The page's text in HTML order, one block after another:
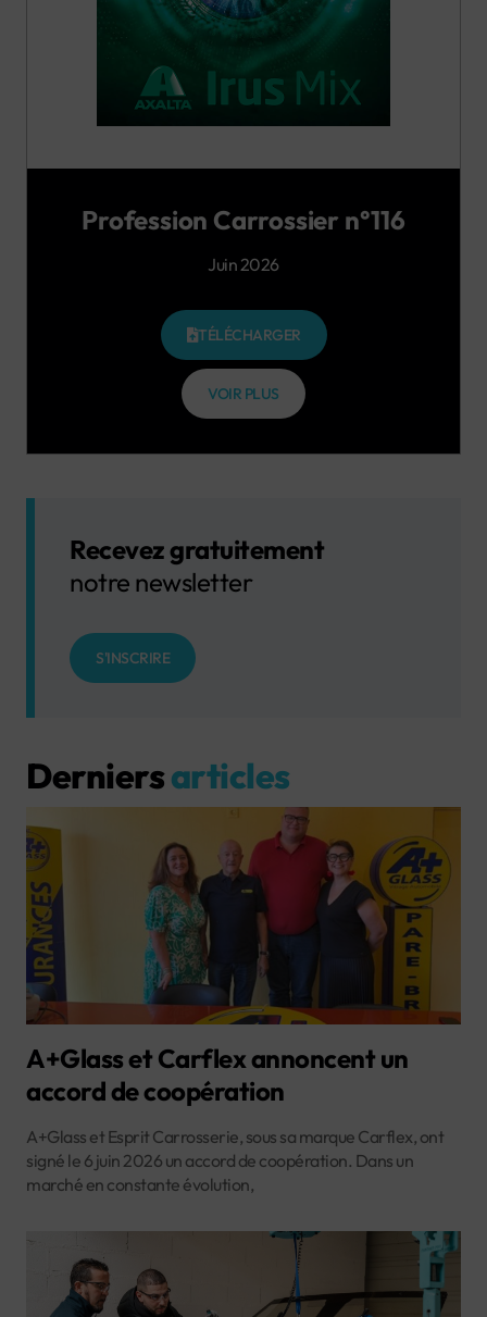
Profession Carrossier n°116
Juin 2026
TÉLÉCHARGER
VOIR PLUS
Recevez gratuitement
notre newsletter
S'INSCRIRE
Derniersarticles
A+Glass et Carflex annoncent un
accord de coopération
A+Glass et Esprit Carrosserie, sous sa marque Carflex, ont
signé le 6 juin 2026 un accord de coopération. Dans un
marché en constante évolution,